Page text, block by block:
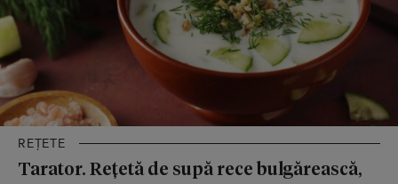
REȚETE
Tarator. Rețetă de supă rece bulgărească,